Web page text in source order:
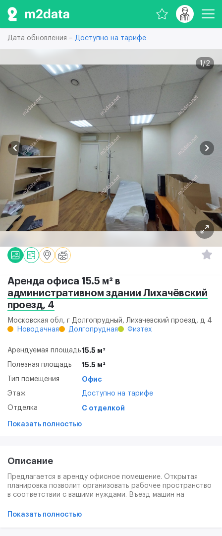
Дата обновления – Доступно на тарифе
1/2
Аренда офиса 15.5 м² в
административном здании Лихачёвский
проезд, 4
Московская обл, г Долгопрудный, Лихачевский проезд, д 4
Новодачная
Долгопрудная Физтех
Арендуемая площадь 15.5 м²
Полезная площадь 15.5 м²
Тип помещения Офис
Этаж Доступно на тарифе
Отделка С отделкой
Показать полностью
Описание
Предлагается в аренду офисное помещение. Открытая
планировка позволит организовать рабочее пространство
в соответствии с вашими нуждами. Въезд машин на
свободный на территорию и в здание. Охрана и уборка
Показать полностью